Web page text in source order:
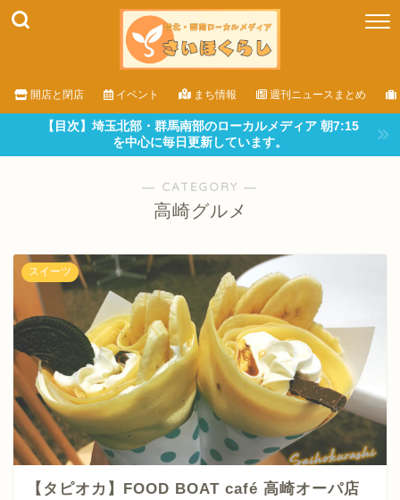
開店と閉店 イベント まち情報 週刊ニュースまとめ
【目次】埼玉北部・群馬南部のローカルメディア 朝7:15
を中心に毎日更新しています。
― CATEGORY ―
高崎グルメ
スイーツ
【タピオカ】FOOD BOAT café 高崎オーパ店